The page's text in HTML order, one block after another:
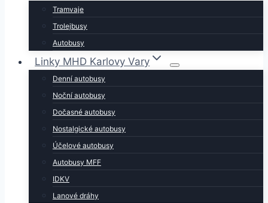
Tramvaje
Trolejbusy
Autobusy
Linky MHD Karlovy Vary
Denní autobusy
Noční autobusy
Dočasné autobusy
Nostalgické autobusy
Účelové autobusy
Autobusy MFF
IDKV
Lanové dráhy